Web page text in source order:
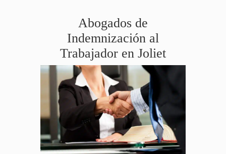
Abogados de
Indemnización al
Trabajador en Joliet